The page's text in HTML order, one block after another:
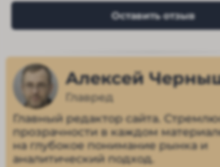
Оставить отзыв
Алексей
Главред
Главный редактор сайта.
прозрачности в каждом
на глубокое понимание рынка и
аналитический подход.